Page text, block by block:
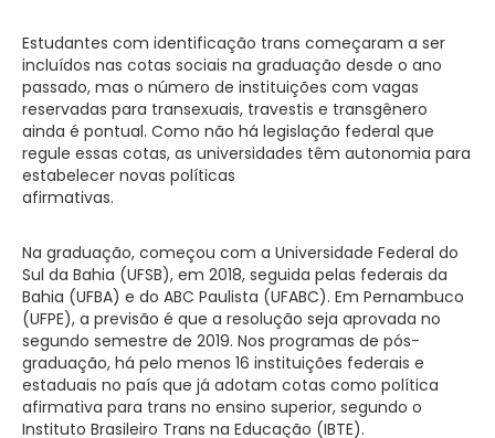
Estudantes com identificação trans começaram a ser
incluídos nas cotas sociais na graduação desde o ano
passado, mas o número de instituições com vagas
reservadas para transexuais, travestis e transgênero
ainda é pontual. Como não há legislação federal que
regule essas cotas, as universidades têm autonomia para
estabelecer novas políticas
afirmativas.
Na graduação, começou com a Universidade Federal do
Sul da Bahia (UFSB), em 2018, seguida pelas federais da
Bahia (UFBA) e do ABC Paulista (UFABC). Em Pernambuco
(UFPE), a previsão é que a resolução seja aprovada no
segundo semestre de 2019. Nos programas de pós-
graduação, há pelo menos 16 instituições federais e
estaduais no país que já adotam cotas como política
afirmativa para trans no ensino superior, segundo o
Instituto Brasileiro Trans na Educação (IBTE).